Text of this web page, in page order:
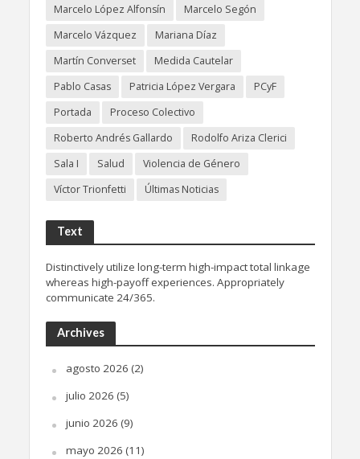
Marcelo López Alfonsín
Marcelo Segón
Marcelo Vázquez
Mariana Díaz
Martín Converset
Medida Cautelar
Pablo Casas
Patricia López Vergara
PCyF
Portada
Proceso Colectivo
Roberto Andrés Gallardo
Rodolfo Ariza Clerici
Sala I
Salud
Violencia de Género
Víctor Trionfetti
Últimas Noticias
Text
Distinctively utilize long-term high-impact total linkage
whereas high-payoff experiences. Appropriately
communicate 24/365.
Archives
agosto 2026 (2)
julio 2026 (5)
junio 2026 (9)
mayo 2026 (11)